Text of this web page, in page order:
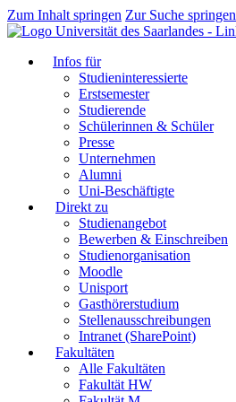
Zum Inhalt springen Zur Suche springen
Infos für
Studieninteressierte
Erstsemester
Studierende
Schülerinnen & Schüler
Presse
Unternehmen
Alumni
Uni-Beschäftigte
Direkt zu
Studienangebot
Bewerben & Einschreiben
Studienorganisation
Moodle
Unisport
Gasthörerstudium
Stellenausschreibungen
Intranet (SharePoint)
Fakultäten
Alle Fakultäten
Fakultät HW